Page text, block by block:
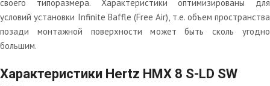
своего типоразмера. Характеристики оптимизированы для
условий установки Infinite Baffle (Free Air), т.е. объем пространства
позади монтажной поверхности может быть сколь угодно
большим.
Характеристики Hertz HMX 8 S-LD SW